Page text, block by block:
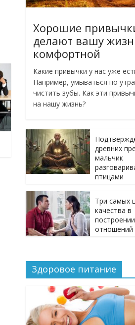
Хорошие
делают вашу
комфортной
Какие привычки у нас уже
Например, умываться по
чистить зубы. Как эти
на нашу жизнь?
древних
мальчик
птицами
Три самых
качества в
построении
отношений
Здоровое питание